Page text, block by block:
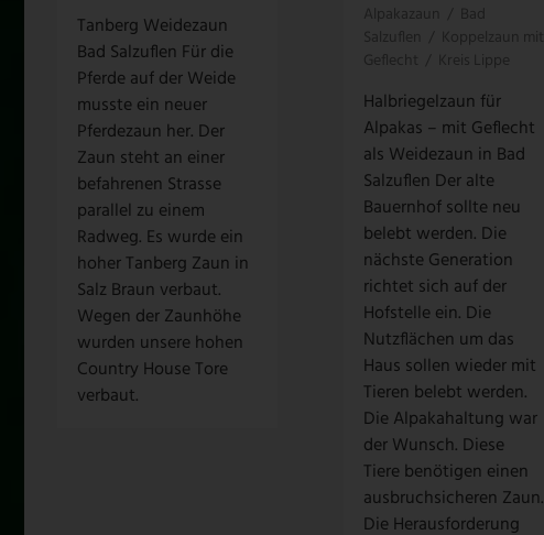
Tanberg Weidezaun
Bad Salzuflen Für die
Pferde auf der Weide
musste ein neuer
Pferdezaun her. Der
Zaun steht an einer
befahrenen Strasse
parallel zu einem
Radweg. Es wurde ein
hoher Tanberg Zaun in
Salz Braun verbaut.
Wegen der Zaunhöhe
wurden unsere hohen
Country House Tore
verbaut.
Alpakazaun
Bad
Salzuflen
Koppelzaun mit
Geflecht
Kreis Lippe
Halbriegelzaun für
Alpakas – mit Geflecht
als Weidezaun in Bad
Salzuflen Der alte
Bauernhof sollte neu
belebt werden. Die
nächste Generation
richtet sich auf der
Hofstelle ein. Die
Nutzflächen um das
Haus sollen wieder mit
Tieren belebt werden.
Die Alpakahaltung war
der Wunsch. Diese
Tiere benötigen einen
ausbruchsicheren Zaun.
Die Herausforderung